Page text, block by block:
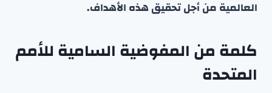
العالمية من أجل تحقيق هذه الأهداف.
كلمة من المفوضية السامية للأمم
المتحدة